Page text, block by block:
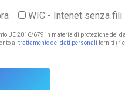
WIC - Intenet senza fili
UE 2016/679 in materia di protezione dei
al trattamento dei dati personali forniti